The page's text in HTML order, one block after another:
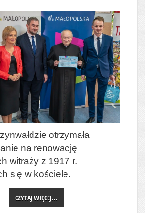
otrzymała
na renowację
witraży z 1917 r.
się w kościele.
CZYTAJ WIĘCEJ...